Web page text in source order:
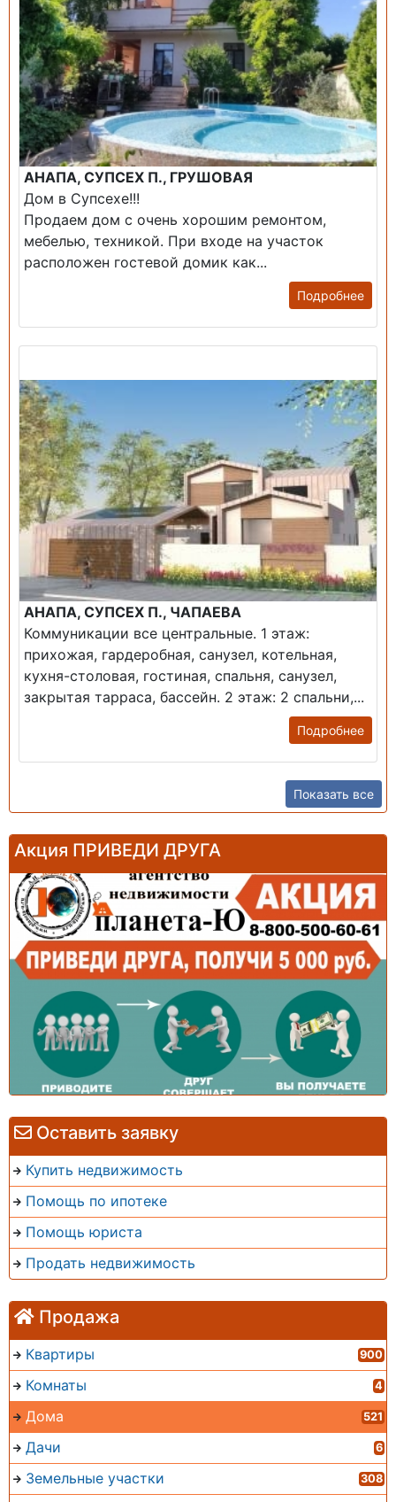
Оставить заявку
Купить недвижимость
Помощь по ипотеке
Помощь юриста
Продать недвижимость
Продажа
Квартиры 900
Комнаты 4
Дома 521
Дачи 6
Земельные участки 308
АНАПА, СУПСЕХ П., ГРУШОВАЯ
Дом в Супсехе!!!
Продаем дом с очень хорошим ремонтом,
мебелью, техникой. При входе на участок
расположен гостевой домик как...
Подробнее
АНАПА, СУПСЕХ П., ЧАПАЕВА
Коммуникации все центральные. 1 этаж:
прихожая, гардеробная, санузел, котельная,
кухня-столовая, гостиная, спальня, санузел,
закрытая тарраса, бассейн. 2 этаж: 2 спальни,...
Подробнее
Показать все
Акция ПРИВЕДИ ДРУГА